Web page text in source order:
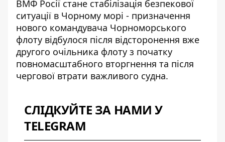
ВМФ Росії стане стабілізація безпекової
ситуації в Чорному морі - призначення
нового командувача Чорноморського
флоту відбулося після відсторонення вже
другого очільника флоту з початку
повномасштабного вторгнення та після
чергової втрати важливого судна.
СЛІДКУЙТЕ ЗА НАМИ У
TELEGRAM